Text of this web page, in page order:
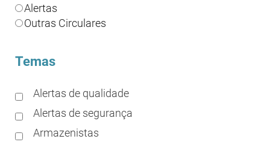
Alertas
Outras Circulares
Temas
Alertas de qualidade
Alertas de segurança
Armazenistas